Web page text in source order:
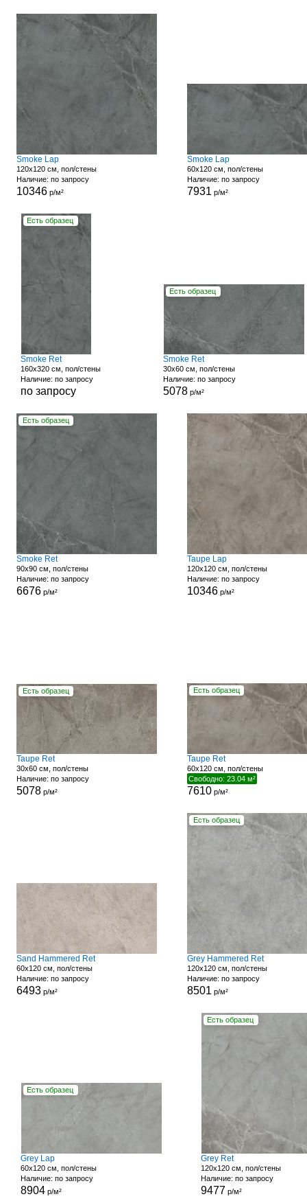
Smoke Lap
120x120 см, пол/стены
Наличие: по запросу
10346р/м²
Smoke Lap
60x120 см, пол/стены
Наличие: по запросу
7931 р/м²
Есть образец
Smoke Ret
160x320 см, пол/стены
Наличие: по запросу
по запросу
Есть образец
Smoke Ret
30x60 см, пол/стены
Наличие: по запросу
5078 р/м²
Есть образец
Smoke Ret
90x90 см, пол/стены
Наличие: по запросу
6676р/м²
Taupe Lap
120x120 см, пол/стены
Наличие: по запросу
10346р/м²
Есть образец
Taupe Ret
30x60 см, пол/стены
Наличие: по запросу
5078р/м²
Есть образец
Taupe Ret
60x120 см, пол/стены
Свободно: 23.04 м²
7610р/м²
Sand Hammered Ret
60x120 см, пол/стены
Наличие: по запросу
6493р/м²
Есть образец
Grey Hammered Ret
120x120 см, пол/стены
Наличие: по запросу
8501 р/м²
Есть образец
Grey Lap
60x120 см, пол/стены
Наличие: по запросу
8904 р/м²
Есть образец
Grey Ret
120x120 см, пол/стены
Наличие: по запросу
9477 р/м²